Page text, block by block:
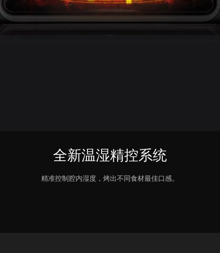
全新温湿精控系统
精准控制腔内湿度，烤出不同食材最佳口感。